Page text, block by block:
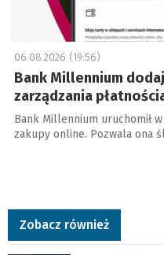
06.08.2026 (19:56)
Bank Millennium
zarządzania
Bank Millennium uruchomił
zakupy online. Pozwala ona
Zobacz również